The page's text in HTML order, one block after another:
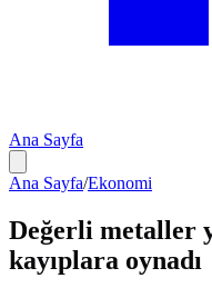
Ana Sayfa
Ana Sayfa/Ekonomi
Değerli metaller
kayıplara oynadı